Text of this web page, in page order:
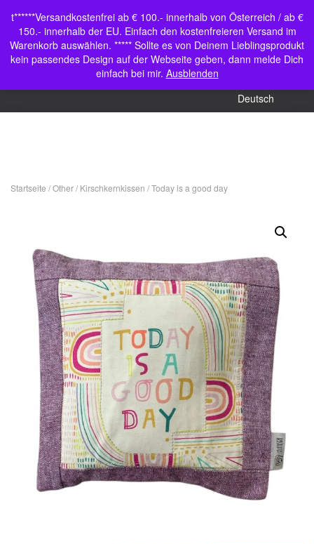
t******Versandkostenfrei ab € 100.- innerhalb von Österreich / ab €
150.- innerhalb der EU. Einfach den kostenfreieren Versand im
Warenkorb auswählen. ***** Sollte es von Deinem Lieblingsprodukt
kein passendes Design auf der Webseite geben, dann melde Dich
einfach bei mir. Ausblenden
Shop
Mein Konto
Deutsch
Navigation
umschalten
Startseite /Other/ Kirschkernkissen / Today is a good day